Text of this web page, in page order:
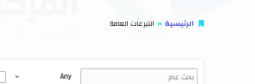
الرئيسية التبرعات العامة
Any